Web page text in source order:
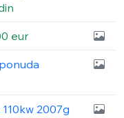
eur
2007g